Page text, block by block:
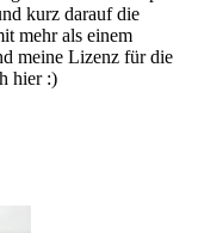
kurz darauf die
mehr als einem
meine Lizenz für die
hier :)